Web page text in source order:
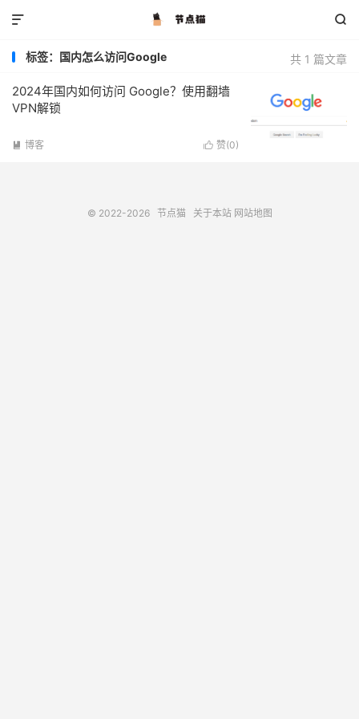


共 1 篇文章
标签：国内怎么访问Google
2024年国内如何访问 Google？使用翻墙
VPN解锁
 赞(0)
 博客
© 2022-2026 节点猫 关于本站 网站地图